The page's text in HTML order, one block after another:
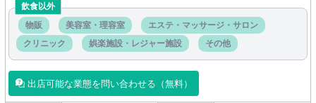
飲食以外
物販
美容室・理容室
エステ・マッサージ・サロン
クリニック
娯楽施設・レジャー施設 その他
出店可能な業態を問い合わせる（無料）